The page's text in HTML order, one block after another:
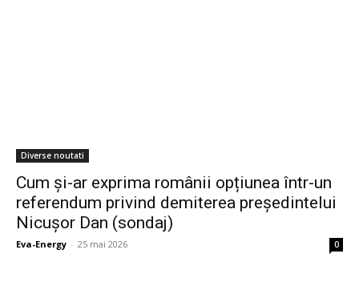
Diverse noutati
Cum și-ar exprima românii opțiunea într-un
referendum privind demiterea președintelui
Nicușor Dan (sondaj)
Eva-Energy - 25 mai 2026 0